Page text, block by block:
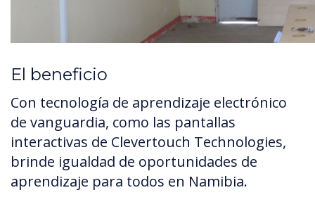
El beneficio
Con tecnología de aprendizaje electrónico
de vanguardia, como las pantallas
interactivas de Clevertouch Technologies,
brinde igualdad de oportunidades de
aprendizaje para todos en Namibia.